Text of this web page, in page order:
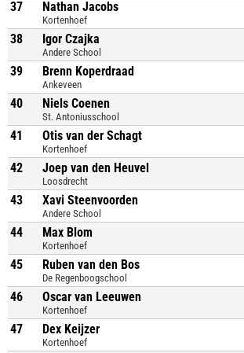
37 Nathan Jacobs
Kortenhoef
38 Igor Czajka
Andere School
39 Brenn Koperdraad
Ankeveen
40 Niels Coenen
St. Antoniusschool
41 Otis van der Schagt
Kortenhoef
42 Joep van den Heuvel
Loosdrecht
43 Xavi Steenvoorden
Andere School
44 Max Blom
Kortenhoef
45 Ruben van den Bos
De Regenboogschool
46 Oscar van Leeuwen
Kortenhoef
47 Dex Keijzer
Kortenhoef